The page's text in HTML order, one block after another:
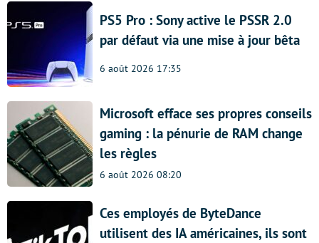
PS5 Pro : Sony active le PSSR 2.0
par défaut via une mise à jour bêta
6 août 2026 17:35
Microsoft efface ses propres conseils
gaming : la pénurie de RAM change
les règles
6 août 2026 08:20
Ces employés de ByteDance
utilisent des IA américaines, ils sont